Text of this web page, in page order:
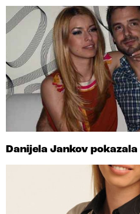
Danijela Jankov pokazala